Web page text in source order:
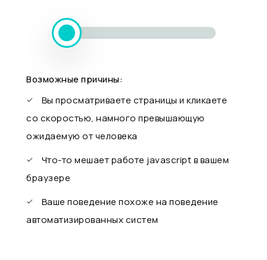
Возможные причины:
Вы просматриваете страницы и кликаете
со скоростью, намного превышающую
ожидаемую от человека
Что-то мешает работе javascript в вашем
браузере
Ваше поведение похоже на поведение
автоматизированных систем